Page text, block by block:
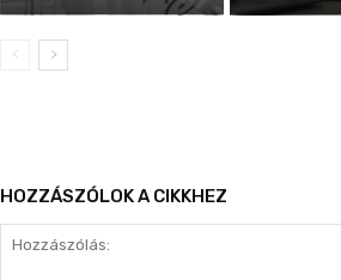
HOZZÁSZÓLOK A CIKKHEZ